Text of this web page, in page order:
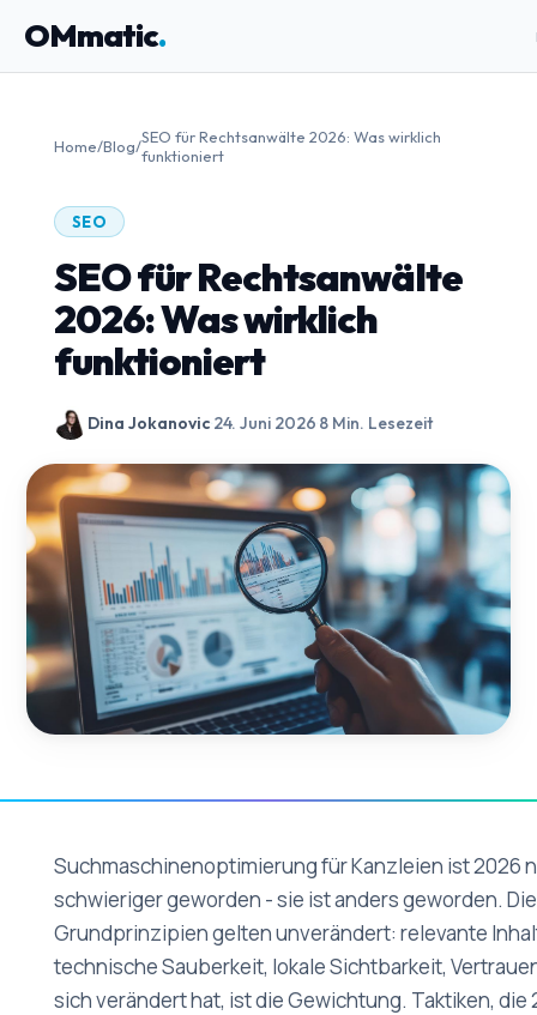
OMmatic.
Home/Blog/SEO für Rechtsanwälte 2026: Was wirklich
funktioniert
SEO
SEO für Rechtsanwälte
2026: Was wirklich
funktioniert
Dina Jokanovic 24. Juni 2026 8 Min. Lesezeit
Suchmaschinenoptimierung für Kanzleien ist 2026
schwieriger geworden - sie ist anders geworden. Die
Grundprinzipien gelten unverändert: relevante
technische Sauberkeit, lokale Sichtbarkeit,
sich verändert hat, ist die Gewichtung. Taktiken, die